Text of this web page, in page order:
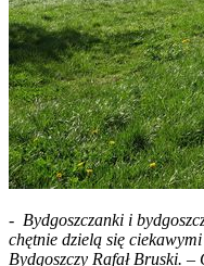
- Bydgoszczanki i
chętnie dzielą się
Bydgoszczy Rafał Bruski.